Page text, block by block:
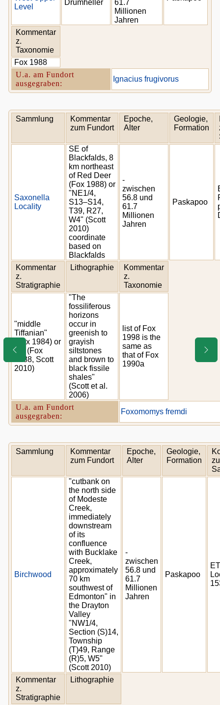
Level
Drumheller
61.7
Millionen
Jahren
Kommentar
z.
Taxonomie
Fox 1988
U.a. am Fundort
ausgegraben:
Ignacius frugivorus
Sammlung
Kommentar
zum Fundort
Epoche,
Alter
Geologie,
Formation
Saxonella
Locality
SE of
Blackfalds, 8
km northeast
of Red Deer
(Fox 1988) or
"NE1/4,
S13–S14,
T39, R27,
W4" (Scott
2010)
coordinate
based on
Blackfalds
-
zwischen
56.8 und
61.7
Millionen
Jahren
Paskapoo
Kommentar
z.
Stratigraphie
Lithographie
Kommentar
z.
Taxonomie
"middle
Tiffanian"
(Fox 1984) or
Ti3 (Fox
1988, Scott
2010)
"The
fossiliferous
horizons
occur in
greenish to
grayish
siltstones
and brown to
black fissile
shales"
(Scott et al.
2006)
list of Fox
1998 is the
same as
that of Fox
1990a
U.a. am Fundort
ausgegraben:
Foxomomys fremdi
Sammlung
Kommentar
zum Fundort
Epoche,
Alter
Geologie,
Formation
Birchwood
"cutbank on
the north side
of Modeste
Creek,
immediately
downstream
of its
confluence
with Bucklake
Creek,
approximately
70 km
southwest of
Edmonton" in
the Drayton
Valley
"NW1/4,
Section (S)14,
Township
(T)49, Range
(R)5, W5"
(Scott 2010)
-
zwischen
56.8 und
61.7
Millionen
Jahren
Paskapoo
Kommentar
z.
Stratigraphie
Lithographie